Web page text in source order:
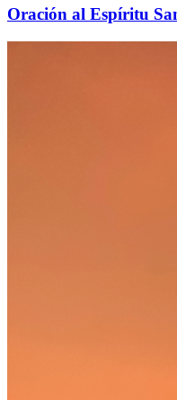
Oración al Espíritu